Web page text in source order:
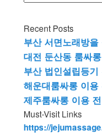
Recent Posts
부산 서면노래방
대전 둔산동 룸싸
부산 법인설립등
해운대룸싸롱 이
제주룸싸롱 이용
Must-Visit Links
https://